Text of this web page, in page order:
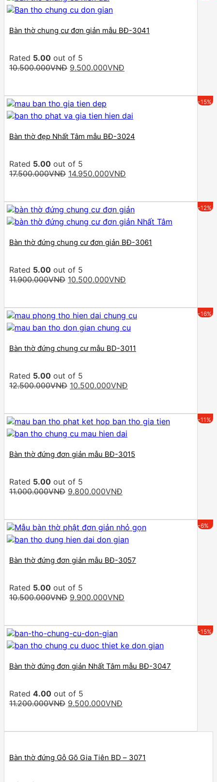
Bàn thờ chung cư đơn giản mẫu BĐ-3041
Rated 5.00 out of 5
10.500.000VNĐ Original
10.500.000VNĐ.
9.500.000VNĐ
9.500.000VNĐ.
-15%
Bàn thờ đẹp Nhất Tâm mẫu BĐ-3024
Rated 5.00 out of 5
17.500.000VNĐ Original
17.500.000VNĐ.
14.950.000VNĐ
14.950.000VNĐ.
-12%
Bàn thờ đứng chung cư đơn giản BĐ-3061
Rated 5.00 out of 5
11.900.000VNĐ Original
11.900.000VNĐ.
10.500.000VNĐ
10.500.000VNĐ.
-16%
Bàn thờ đứng chung cư mẫu BD-3011
Rated 5.00 out of 5
12.500.000VNĐ Original
12.500.000VNĐ.
10.500.000VNĐ
10.500.000VNĐ.
-11%
Bàn thờ đứng đơn giản mẫu BĐ-3015
Rated 5.00 out of 5
11.000.000VNĐ Original
11.000.000VNĐ.
9.800.000VNĐ
9.800.000VNĐ.
-6%
Bàn thờ đứng đơn giản mẫu BĐ-3057
Rated 5.00 out of 5
10.500.000VNĐ Original
10.500.000VNĐ.
9.900.000VNĐ
9.900.000VNĐ.
-15%
Bàn thờ đứng đơn giản Nhất Tâm mẫu BĐ-3047
Rated 4.00 out of 5
11.200.000VNĐ Original
11.200.000VNĐ.
9.500.000VNĐ
9.500.000VNĐ.
Bàn thờ đứng Gỗ Gõ Gia Tiên BD – 3071